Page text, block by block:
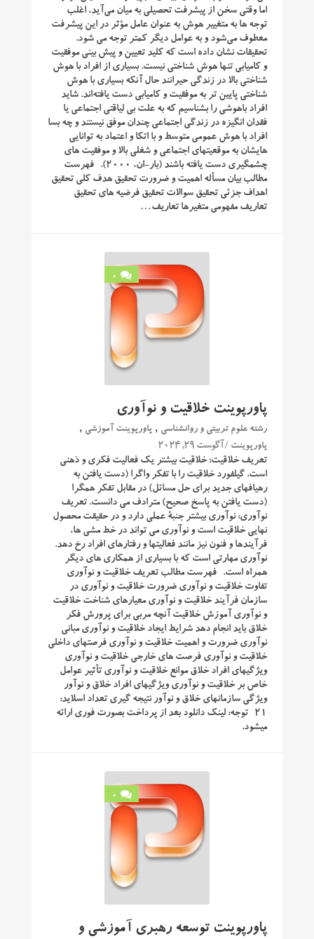
اما وقتی سخن از پیشرفت تحصیلی به میان می‌‌آید، اغلب
توجه ها به متغییر هوش به عنوان عامل مؤثر در این پیشرفت
معطوف می‌شود و به عوامل دیگر کمتر توجه می شود.
تحقیقات نشان داده است که کلید تعیین و پیش بینی موفقیت
و کامیابی ‌تنها هوش شناختی نیست. بسیاری از افراد با هوش
شناختی بالا در زندگی حیرانند حال آنکه بسیاری با هوش
شناختی پایین ‌تر به موفقیت و کامیابی دست یافته‌اند. شاید
افراد باهوشی را بشناسیم که به علت بی ‌لیاقتی اجتماعی یا
فقدان انگیزه در زندگی اجتماعی چندان موفق نیستند و چه بسا
افراد با هوش عمومی متوسط و با اتکا و اعتماد به توانایی‌
هایشان به موقعیتهای اجتماعی و شغلی بالا و موفقیت‌ های
چشمگیری دست یافته باشند (بار-ان، 2000). فهرست
مطالب بیان مسأله اهمیت و ضرورت تحقیق هدف کلی تحقیق
اهداف جزئی تحقیق سوالات تحقیق فرضیه های تحقیق
تعاریف مفهومی متغیرها تعاریف…
0
پاورپوینت خلاقیت و نوآوری
رشته علوم تربیتی و روانشناسی , پاورپوینت آموزشی ,
پاورپوینت / آگوست 29, 2024
تعریف خلاقیت: خلاقیت بیشتر یک فعالیت فکری و ذهنی
است. گیلفورد خلاقیت را با تفکر واگرا (دست یافتن به
رهیافهای جدید برای حل مسائل) در مقابل تفکر همگرا
(دست یافتن به پاسخ صحیح) مترادف می دانست. تعریف
نوآوری: نوآوری بیشتر جنبۀ عملی دارد و در حقیقت محصول
نهایی خلاقیت است و نوآوری می تواند در خط مشی ها،
فرآیندها و فنون نیز مانند فعالیتها و رفتارهای افراد رخ دهد.
نوآوری مهارتی است که با بسیاری از همکاری های دیگر
همراه است. فهرست مطالب تعریف خلاقیت و نوآوری
تفاوت خلاقیت و نوآوری ضرورت خلاقیت و نوآوری در
سازمان فرآیند خلاقیت و نوآوری معیارهای شناخت خلاقیت
و نوآوری آموزش خلاقیت آنچه مربی برای پرورش فکر
خلاق باید انجام دهد شرایط ایجاد خلاقیت و نوآوری مبانی
نوآوری ضرورت و اهمیت خلاقیت و نوآوری فرصتهای داخلی
خلاقیت و نوآوری فرصت های خارجی خلاقیت و نوآوری
ویژگیهای افراد خلاق موانع خلاقیت و نوآوری تأثیر عوامل
خاص بر خلاقیت و نوآوری ویژگیهای افراد خلاق و نوآور
ویژگی سازمانهای خلاق و نوآور نتیجه گیری تعداد اسلاید:
21 توجه: لینک دانلود بعد از پرداخت بصورت فوری ارائه
میشود.
0
پاورپوینت توسعه رهبری آموزشی و